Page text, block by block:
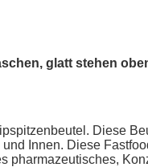
glatt stehen
Diese
Innen. Diese
pharmazeutisches,